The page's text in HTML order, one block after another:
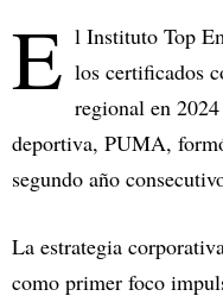
E l Instituto Top
los certificados
regional en
deportiva, PUMA,
segundo año
La estrategia
como primer foco